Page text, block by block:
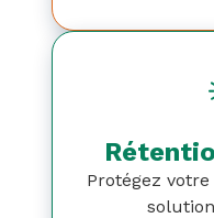
Protégez
solution